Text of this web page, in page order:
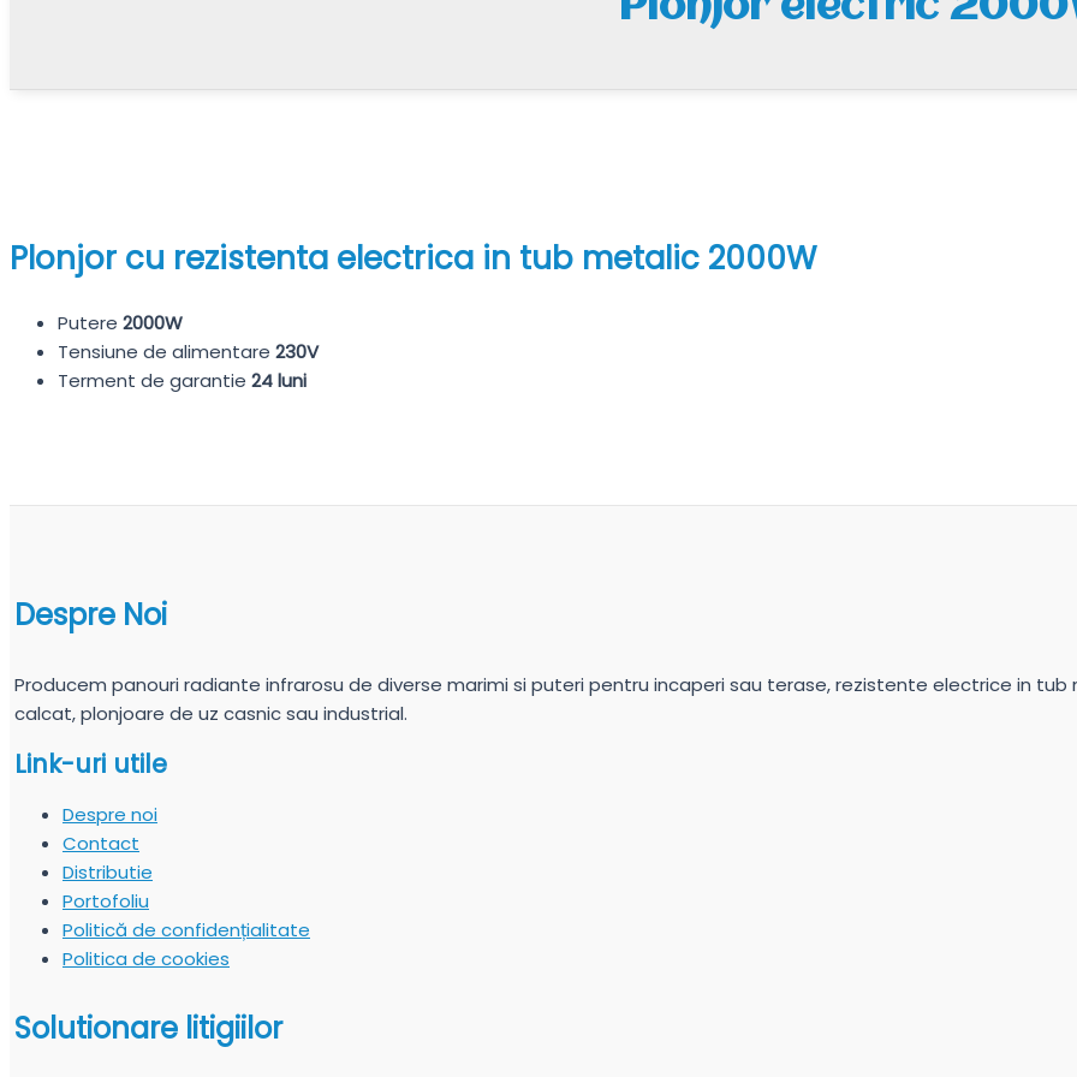
Plonjor electric
Plonjor cu rezistenta electrica in tub metalic 2000W
Putere 2000W
Tensiune de alimentare 230V
Terment de garantie 24 luni
Despre Noi
Producem panouri radiante infrarosu de diverse marimi si puteri pentru incaperi sau terase, rezistente electrice in
calcat, plonjoare de uz casnic sau industrial.
Link-uri utile
Despre noi
Contact
Distributie
Portofoliu
Politică de confidențialitate
Politica de cookies
Solutionare litigiilor